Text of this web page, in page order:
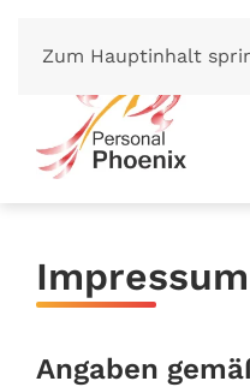
Zum Hauptinhalt
Impressum
Angaben